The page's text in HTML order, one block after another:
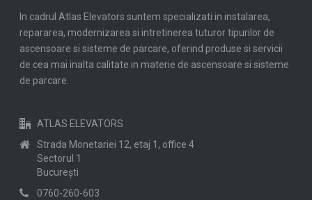
In cadrul Atlas Elevators suntem specializati in instalarea,
repararea, modernizarea si intretinerea tuturor tipurilor de
ascensoare si sisteme de parcare, oferind produse si servicii
de cea mai inalta calitate in materie de ascensoare si sisteme
de parcare.
ATLAS ELEVATORS
Strada Monetariei 12, etaj 1, office 4
Sectorul 1
Bucureşti
0760-260-603